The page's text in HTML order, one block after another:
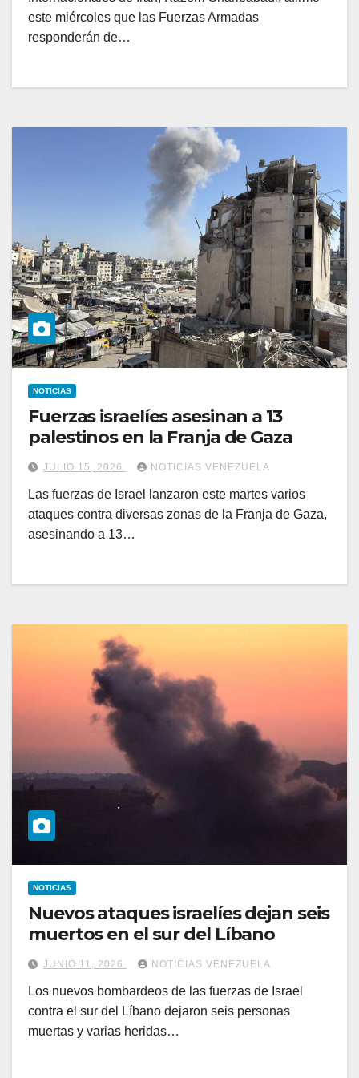
este miércoles que las Fuerzas Armadas
responderán de…
NOTICIAS
Fuerzas israelíes asesinan a 13
palestinos en la Franja de Gaza
JULIO 15, 2026 NOTICIAS VENEZUELA
Las fuerzas de Israel lanzaron este martes varios
ataques contra diversas zonas de la Franja de Gaza,
asesinando a 13…
NOTICIAS
Nuevos ataques israelíes dejan seis
muertos en el sur del Líbano
JUNIO 11, 2026 NOTICIAS VENEZUELA
Los nuevos bombardeos de las fuerzas de Israel
contra el sur del Líbano dejaron seis personas
muertas y varias heridas…